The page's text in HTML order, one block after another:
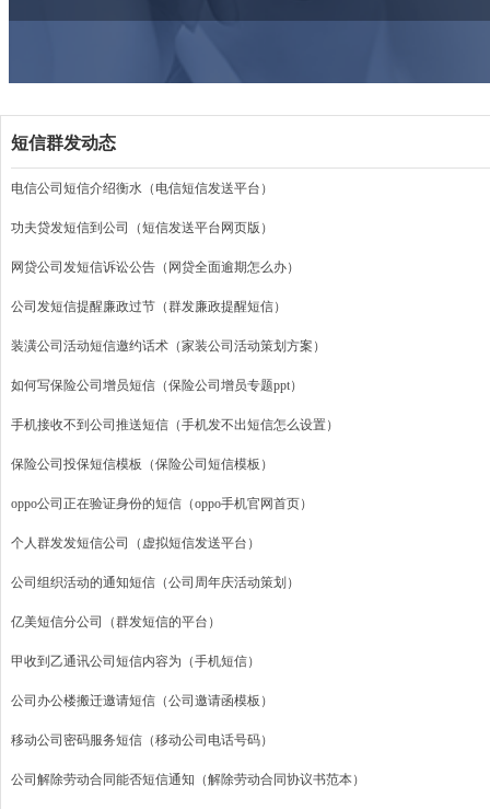
短信群发动态
电信公司短信介绍衡水（电信短信发送平台）
功夫贷发短信到公司（短信发送平台网页版）
网贷公司发短信诉讼公告（网贷全面逾期怎么办）
公司发短信提醒廉政过节（群发廉政提醒短信）
装潢公司活动短信邀约话术（家装公司活动策划方案）
如何写保险公司增员短信（保险公司增员专题ppt）
手机接收不到公司推送短信（手机发不出短信怎么设置）
保险公司投保短信模板（保险公司短信模板）
oppo公司正在验证身份的短信（oppo手机官网首页）
个人群发发短信公司（虚拟短信发送平台）
公司组织活动的通知短信（公司周年庆活动策划）
亿美短信分公司（群发短信的平台）
甲收到乙通讯公司短信内容为（手机短信）
公司办公楼搬迁邀请短信（公司邀请函模板）
移动公司密码服务短信（移动公司电话号码）
公司解除劳动合同能否短信通知（解除劳动合同协议书范本）